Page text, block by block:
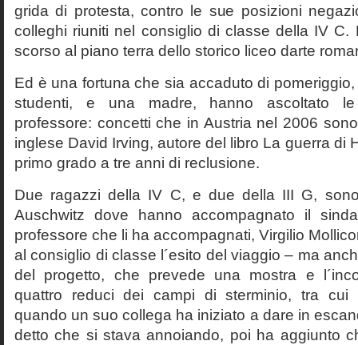
grida di protesta, contro le sue posizioni
colleghi riuniti nel consiglio di classe della IV C.
scorso al piano terra dello storico liceo darte
Ed è una fortuna che sia accaduto di
studenti, e una madre, hanno ascoltato le
professore: concetti che in Austria nel 2006
inglese David Irving, autore del libro La guerra di
primo grado a tre anni di reclusione.
Due ragazzi della IV C, e due della III G,
Auschwitz dove hanno accompagnato il
professore che li ha accompagnati, Virgilio
al consiglio di classe l´esito del viaggio – ma
del progetto, che prevede una mostra e
quattro reduci dei campi di sterminio, tra cui
quando un suo collega ha iniziato a dare in
detto che si stava annoiando, poi ha aggiunto